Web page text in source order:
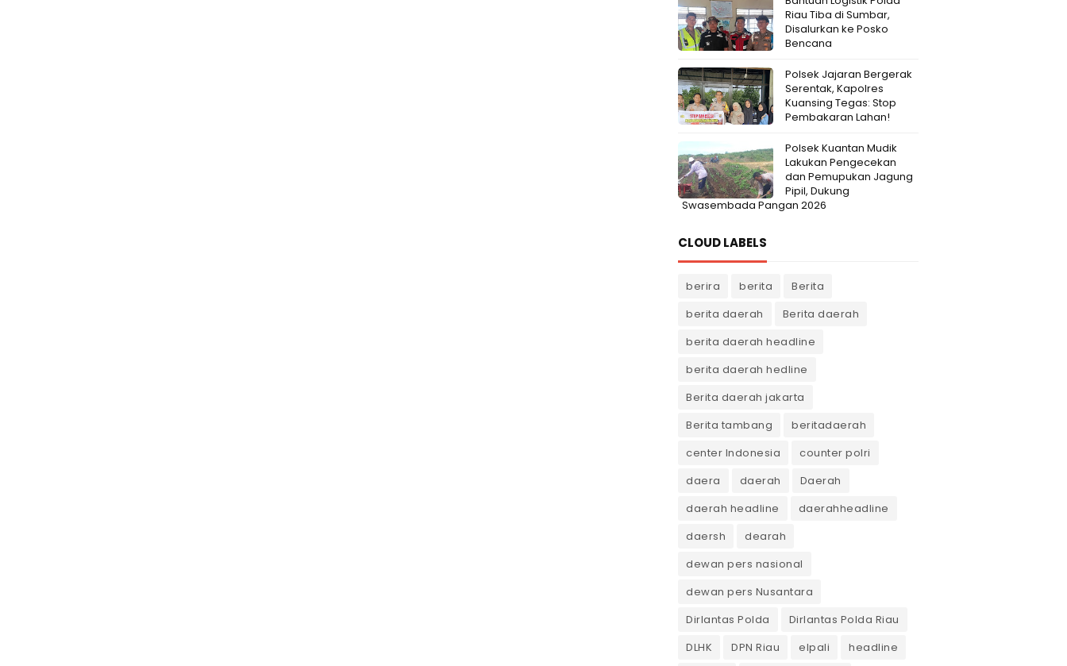
Riau Tiba di Sumbar,
Disalurkan ke Posko
Bencana
Polsek Jajaran Bergerak
Serentak, Kapolres
Kuansing Tegas: Stop
Pembakaran Lahan!
Polsek Kuantan Mudik
Lakukan Pengecekan
dan Pemupukan Jagung
Pipil, Dukung
Swasembada Pangan 2026
CLOUD LABELS
berira berita
Berita
berita daerah
Berita daerah
berita daerah headline
berita daerah hedline
Berita daerah jakarta
Berita tambang
beritadaerah
center Indonesia
counter polri
daera
daerah
Daerah
daerah headline
daerahheadline
daersh
dearah
dewan pers nasional
dewan pers Nusantara
Dirlantas Polda
Dirlantas Polda Riau
DLHK
DPN Riau elpali headline